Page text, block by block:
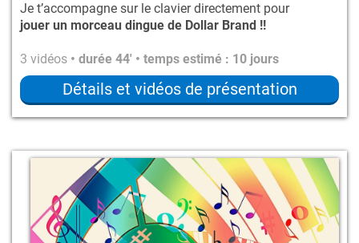
Je t’accompagne sur le clavier directement pour
jouer un morceau dingue de Dollar Brand !!
3 vidéos • durée 44' • temps estimé : 10 jours
Détails et vidéos de présentation